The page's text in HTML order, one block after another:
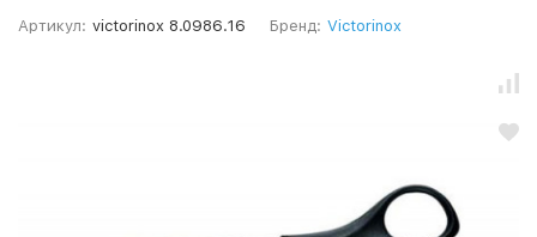
Артикул: victorinox 8.0986.16 Бренд: Victorinox